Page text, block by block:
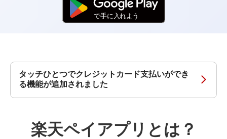
タッチひとつでクレジットカード支払いができ
る機能が追加されました
楽天ペイアプリ とは？